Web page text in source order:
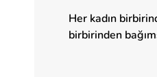
Her kadın
birbirinden